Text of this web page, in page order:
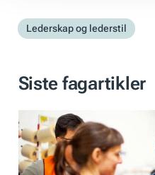
Lederskap og lederstil
Siste fagartikler